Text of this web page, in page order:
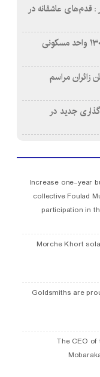
: قدم‌های عاشقانه در
بازآفرینی محله همت‌آباد اصفهان با احداث ۱۳۰ واحد مسکونی
میان زائران مراسم
جدید در
Increase one-year
collective Foulad
participation in
Morche Khort
Goldsmiths are
The CEO of